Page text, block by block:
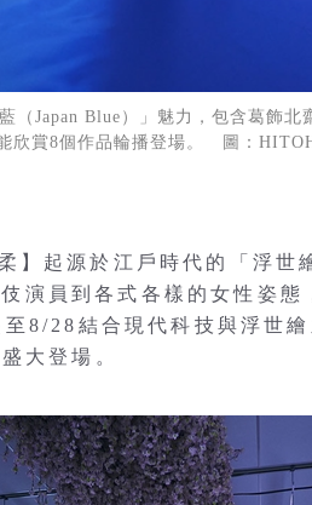
Japan Blue）」魅力，包含葛飾北
欣賞8個作品輪播登場。 圖：
】起源於江戶時代的「浮世
演員到各式各樣的女性姿
8/28結合現代科技與浮世
大登場。